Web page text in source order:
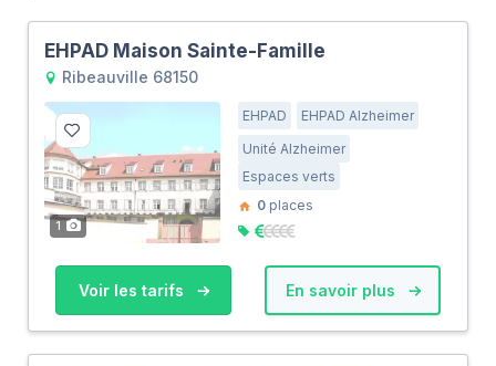
EHPAD Maison Sainte-Famille
Ribeauville 68150
1
EHPAD
EHPAD Alzheimer
Unité Alzheimer
Espaces verts
0 places
Voir les tarifs En savoir plus